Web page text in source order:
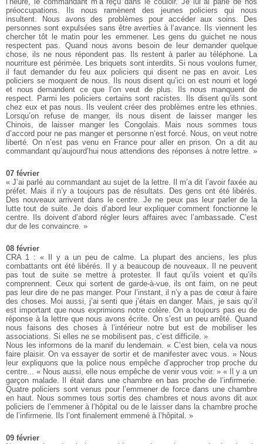
préoccupations. Ils nous ramènent des jeunes policiers qui nous
insultent. Nous avons des problèmes pour accéder aux soins. Des
personnes sont expulsées sans être averties à l’avance. Ils viennent les
chercher tôt le matin pour les emmener. Les gens du guichet ne nous
respectent pas. Quand nous avons besoin de leur demander quelque
chose, ils ne nous répondent pas. Ils restent à parler au téléphone. La
nourriture est périmée. Les briquets sont interdits. Si nous voulons fumer,
il faut demander du feu aux policiers qui disent ne pas en avoir. Les
policiers se moquent de nous. Ils nous disent qu’ici on est nourri et logé
et nous demandent ce que l’on veut de plus. Ils nous manquent de
respect. Parmi les policiers certains sont racistes. Ils disent qu’ils sont
chez eux et pas nous. Ils veulent créer des problèmes entre les ethnies.
Lorsqu’on refuse de manger, ils nous disent de laisser manger les
Chinois, de laisser manger les Congolais. Mais nous sommes tous
d’accord pour ne pas manger et personne n’est forcé. Nous, on veut notre
liberté. On n’est pas venu en France pour aller en prison. On a dit au
commandant qu’aujourd’hui nous attendions des réponses à notre lettre. »
07 février
« J’ai parlé au commandant au sujet de la lettre. Il m’a dit l’avoir faxée au
préfet. Mais il n’y a toujours pas de résultats. Des gens ont été libérés.
Des nouveaux arrivent dans le centre. Je ne peux pas leur parler de la
lutte tout de suite. Je dois d’abord leur expliquer comment fonctionne le
centre. Ils doivent d’abord régler leurs affaires avec l’ambassade. C’est
dur de les convaincre. »
08 février
CRA 1 : « Il y a un peu de calme. La plupart des anciens, les plus
combattants ont été libérés. Il y a beaucoup de nouveaux. Il ne peuvent
pas tout de suite se mettre à protester. Il faut qu’ils voient et qu’ils
comprennent. Ceux qui sortent de garde-à-vue, ils ont faim, on ne peut
pas leur dire de ne pas manger. Pour l’instant, il n’y a pas de cœur à faire
des choses. Moi aussi, j’ai senti que j’étais en danger. Mais, je sais qu’il
est important que nous exprimions notre colère. On a toujours pas eu de
réponse à la lettre que nous avons écrite. On s’est un peu arrêté. Quand
nous faisons des choses à l’intérieur notre but est de mobiliser les
associations. Si elles ne se mobilisent pas, c’est difficile. »
Nous les informons de la manif du lendemain. « C’est bien, cela va nous
faire plaisir. On va essayer de sortir et de manifester avec vous. » Nous
leur expliquons que la police nous empêche d’approcher trop proche du
centre... « Nous aussi, elle nous empêche de venir vous voir. » « Il y a un
garçon malade. Il était dans une chambre en bas proche de l’infirmerie.
Quatre policiers sont venus pour l’emmener de force dans une chambre
en haut. Nous sommes tous sortis des chambres et nous avons dit aux
policiers de l’emmener à l’hôpital ou de le laisser dans la chambre proche
de l’infirmerie. Ils l’ont finalement emmené à l’hôpital. »
09 février